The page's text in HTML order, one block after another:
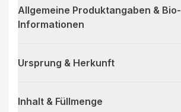
Allgemeine Produktangaben & Bio-
Informationen
Ursprung & Herkunft
Inhalt & Füllmenge